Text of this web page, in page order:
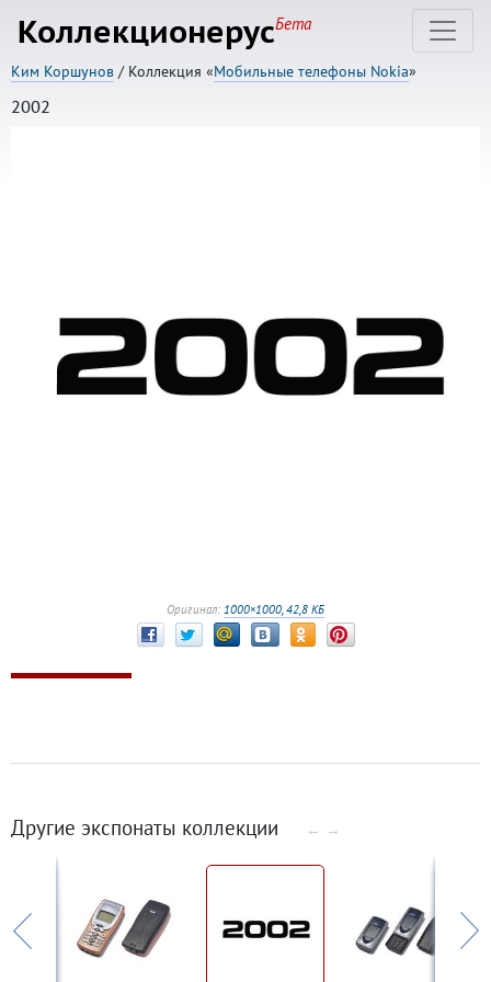
КоллекционерусБета
Ким Коршунов / Коллекция «Мобильные телефоны Nokia»
2002
Оригинал: 1000×1000, 42,8 КБ
Другие экспонаты коллекции ← →